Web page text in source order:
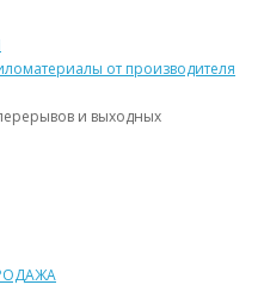
от производителя
и выходных